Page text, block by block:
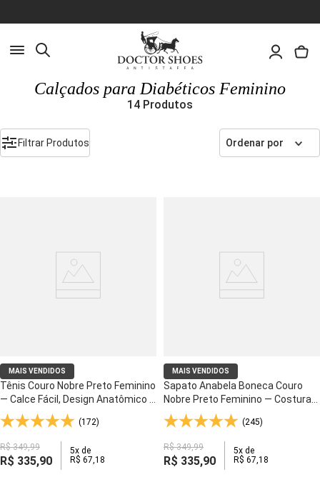
Olá, o que você deseja encontrar?
Calçados para Diabéticos Feminino
14 Produtos
Filtrar Produtos Ordenar por
MAIS VENDIDOS
Tênis Couro Nobre Preto Feminino
— Calce Fácil, Design Anatômico e
Solado Ultraleve - 1403
(172)
R$ 349,99
R$ 335,90
5x de
R$ 67,18
MAIS VENDIDOS
Sapato Anabela Boneca Couro
Nobre Preto Feminino — Costura
Artesanal e Forro Couro Natural -
366
(245)
R$ 349,99
R$ 335,90
5x de
R$ 67,18